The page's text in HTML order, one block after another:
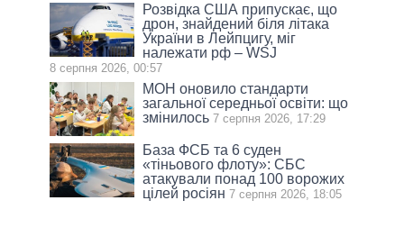
Розвідка США припускає, що
дрон, знайдений біля літака
України в Лейпцигу, міг
належати рф – WSJ
8 серпня 2026, 00:57
МОН оновило стандарти
загальної середньої освіти: що
змінилось 7 серпня 2026, 17:29
База ФСБ та 6 суден
«тіньового флоту»: СБС
атакували понад 100 ворожих
цілей росіян 7 серпня 2026, 18:05